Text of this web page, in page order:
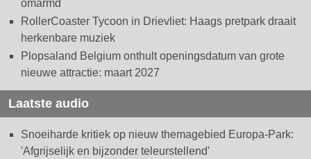
omarmd
RollerCoaster Tycoon in Drievliet: Haags pretpark draait
herkenbare muziek
Plopsaland Belgium onthult openingsdatum van grote
nieuwe attractie: maart 2027
Laatste audio
Snoeiharde kritiek op nieuw themagebied Europa-Park:
'Afgrijselijk en bijzonder teleurstellend'